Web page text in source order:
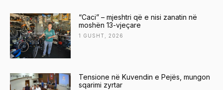
“Caci” – mjeshtri që e nisi zanatin në
moshën 13-vjeçare
1 GUSHT, 2026
Tensione në Kuvendin e Pejës, mungon
sqarimi zyrtar